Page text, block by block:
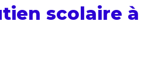
scolaire à